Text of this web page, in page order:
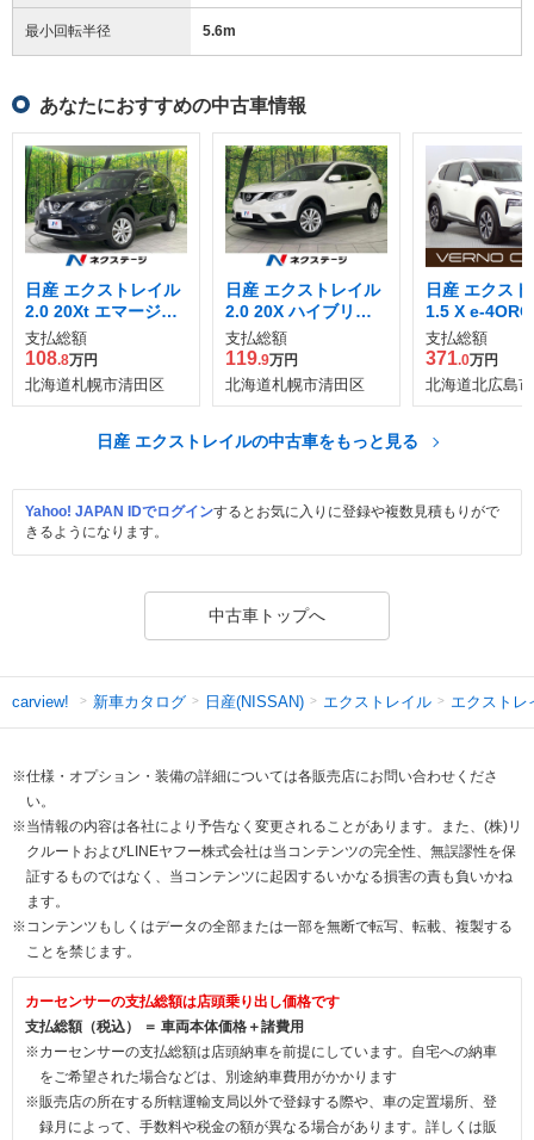
最小回転半径 5.6m
あなたにおすすめの中古車情報
日産 エクストレイル
2.0 20Xt エマージェ
ンシーブレーキパッ
ケージ 2列車 4WD
支払総額
108.8万円
北海道札幌市清田区
日産 エクストレイル
2.0 20X ハイブリッ
ド エマージェンシー
ブレーキパッケージ
4WD
支払総額
119.9万円
北海道札幌市清田区
日産 エクス
1.5 X e-
支払総額
371.0万円
北海道北広島市
日産 エクストレイルの中古車をもっと見る
Yahoo! JAPAN IDでログインするとお気に入りに登録や複数見積もりがで
きるようになります。
中古車トップへ
carview! 新車カタログ 日産(NISSAN) エクストレイル エクストレ
※仕様・オプション・装備の詳細については各販売店にお問い合わせくださ
い。
※当情報の内容は各社により予告なく変更されることがあります。また、(株)リ
クルートおよびLINEヤフー株式会社は当コンテンツの完全性、無誤謬性を保
証するものではなく、当コンテンツに起因するいかなる損害の責も負いかね
ます。
※コンテンツもしくはデータの全部または一部を無断で転写、転載、複製する
ことを禁じます。
カーセンサーの支払総額は店頭乗り出し価格です
支払総額（税込） ＝ 車両本体価格＋諸費用
※カーセンサーの支払総額は店頭納車を前提にしています。自宅への納車
をご希望された場合などは、別途納車費用がかかります
※販売店の所在する所轄運輸支局以外で登録する際や、車の定置場所、登
録月によって、手数料や税金の額が異なる場合があります。詳しくは販